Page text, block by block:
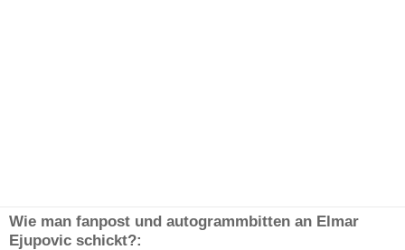
Wie man fanpost und autogrammbitten an Elmar
Ejupovic schickt?: